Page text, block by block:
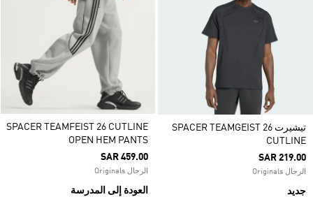
تيشيرت SPACER TEAMGEIST 26
CUTLINE
SAR 219.00
الرجال Originals
جديد
SPACER TEAMFEIST 26 CUTLINE
OPEN HEM PANTS
SAR 459.00
الرجال Originals
العودة إلى المدرسة